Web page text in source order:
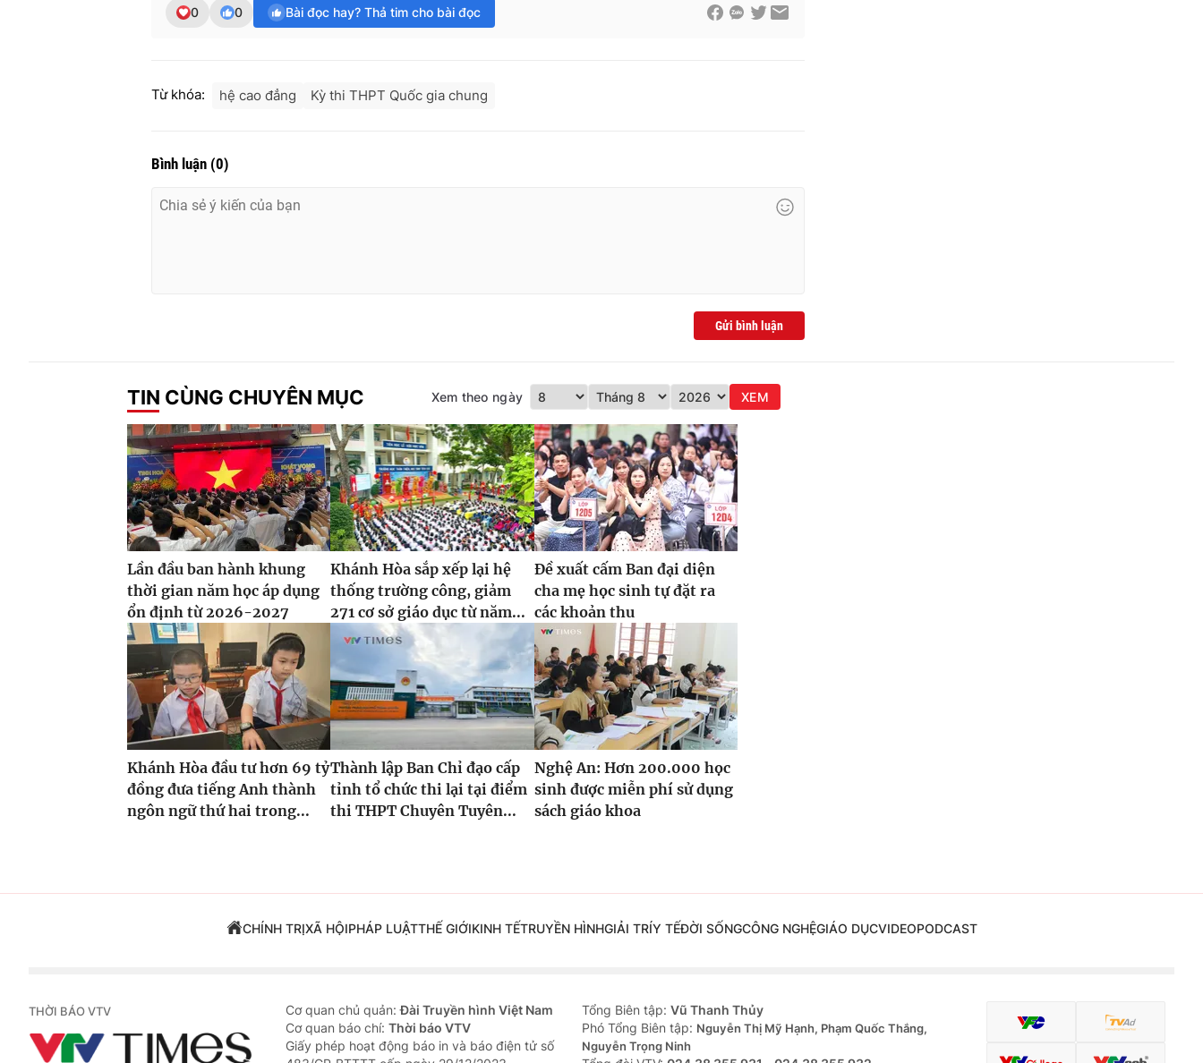
0 0 Bài đọc hay? Thả tim cho bài đọc
Từ khóa: hệ cao đẳng Kỳ thi THPT Quốc gia chung
Bình luận (0)
Gửi bình luận
TIN CÙNG CHUYÊN MỤC Xem theo ngày XEM
Lần đầu ban hành khung
thời gian năm học áp dụng
ổn định từ 2026-2027
Khánh Hòa sắp xếp lại hệ
thống trường công, giảm
271 cơ sở giáo dục từ năm...
Đề xuất cấm Ban đại diện
cha mẹ học sinh tự đặt ra
các khoản thu
Khánh Hòa đầu tư hơn 69 tỷ
đồng đưa tiếng Anh thành
ngôn ngữ thứ hai trong...
Thành lập Ban Chỉ đạo cấp
tỉnh tổ chức thi lại tại điểm
thi THPT Chuyên Tuyên...
Nghệ An: Hơn 200.000 học
sinh được miễn phí sử dụng
sách giáo khoa
CHÍNH TRỊXÃ HỘIPHÁP LUẬTTHẾ GIỚIKINH TẾTRUYỀN HÌNHGIẢI TRÍY TẾĐỜI SỐNGCÔNG NGHỆGIÁO DỤCVIDEOPODCAST
THỜI BÁO VTV Cơ quan chủ quản:Đài Truyền hình Việt Nam
Cơ quan báo chí: Thời báo VTV
Giấy phép hoạt động báo in và báo điện tử số
Tổng Biên tập: Vũ Thanh Thủy
Phó Tổng Biên tập: Nguyễn Thị Mỹ Hạnh, Phạm Quốc Thắng,
Nguyễn Trọng Ninh